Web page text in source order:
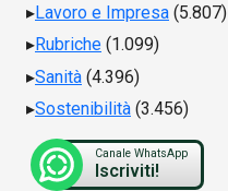
Lavoro e Impresa (5.807)
Rubriche (1.099)
Sanità (4.396)
Sostenibilità (3.456)
Canale WhatsApp
Iscriviti!